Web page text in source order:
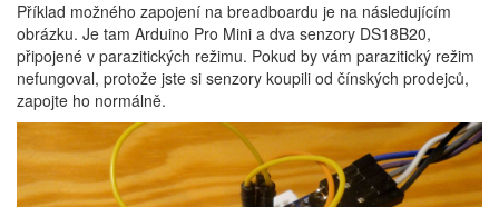
Příklad možného zapojení na breadboardu je na následujícím
obrázku. Je tam Arduino Pro Mini a dva senzory DS18B20,
připojené v parazitických režimu. Pokud by vám parazitický režim
nefungoval, protože jste si senzory koupili od čínských prodejců,
zapojte ho normálně.